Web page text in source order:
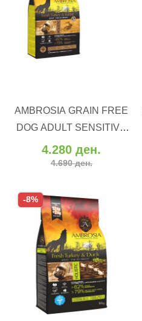
AMBROSIA GRAIN FREE
DOG ADULT SENSITIVE
FRESH TURKEY &
RABBIT (12 kg)
4.280 ден.
4.690 ден.
Додај во желби
Додај за споредба
-8%
ВО КОШНИЧКА